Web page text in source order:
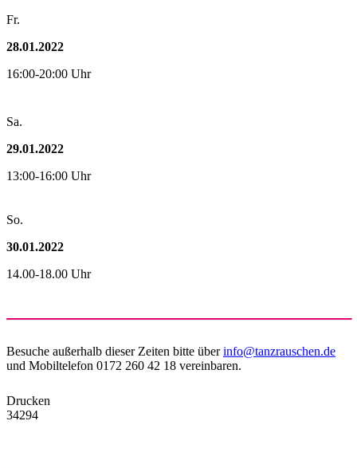
Fr.
28.01.2022
16:00-20:00 Uhr
Sa.
29.01.2022
13:00-16:00 Uhr
So.
30.01.2022
14.00-18.00 Uhr
Besuche außerhalb dieser Zeiten bitte überinfo@tanzrauschen.de
und Mobiltelefon 0172 260 42 18 vereinbaren.
Drucken
34294